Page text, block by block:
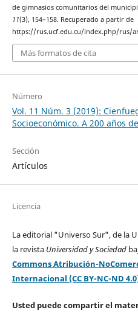
de gimnasios comunitarios del
11(3), 154–158. Recuperado a partir de
https://rus.ucf.edu.cu/index.php/rus/
Más formatos de cita
Número
Vol. 11 Núm. 3 (2019):
Socioeconómico. A 200 años
Sección
Artículos
Licencia
La editorial "Universo Sur", de la
la revista Universidad y Sociedad
Commons Atribución-
Internacional (CC BY-NC-ND
Usted puede compartir el